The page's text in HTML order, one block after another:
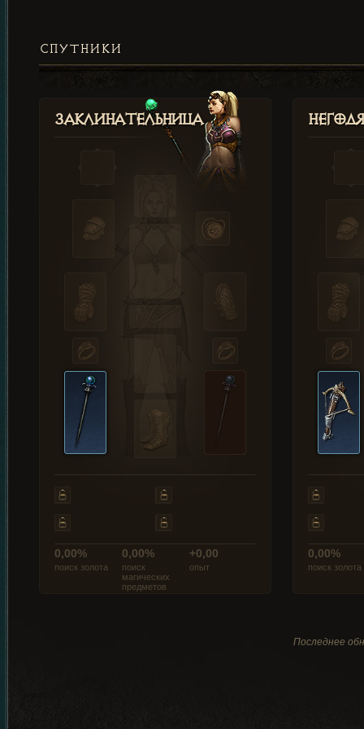
СПУТНИКИ
Заклинательница
0,00%
поиск золота
0,00%
поиск
магических
предметов
+0,00
опыт
0,00%
поиск золота
Последнее